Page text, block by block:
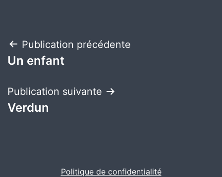
Navigation
de
l’article
Publication précédente
Un enfant
Publication suivante
Verdun
Politique de confidentialité